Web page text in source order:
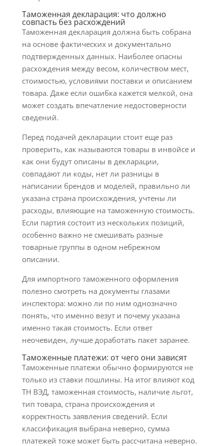
Таможенная декларация: что должно
совпасть без расхождений
Таможенная декларация должна быть собрана
на основе фактических и документально
подтвержденных данных. Наиболее опасны
расхождения между весом, количеством мест,
стоимостью, условиями поставки и описанием
товара. Даже если ошибка кажется мелкой, она
может создать впечатление недостоверности
сведений.
Перед подачей декларации стоит еще раз
проверить, как называются товары в инвойсе и
как они будут описаны в декларации,
совпадают ли коды, нет ли разницы в
написании брендов и моделей, правильно ли
указана страна происхождения, учтены ли
расходы, влияющие на таможенную стоимость.
Если партия состоит из нескольких позиций,
особенно важно не смешивать разные
товарные группы в одном небрежном
описании.
Для импортного таможенного оформления
полезно смотреть на документы глазами
инспектора: можно ли по ним однозначно
понять, что именно везут и почему указана
именно такая стоимость. Если ответ
неочевиден, лучше доработать пакет заранее.
Таможенные платежи: от чего они зависят
Таможенные платежи обычно формируются не
только из ставки пошлины. На итог влияют код
ТН ВЭД, таможенная стоимость, наличие льгот,
тип товара, страна происхождения и
корректность заявления сведений. Если
классификация выбрана неверно, сумма
платежей тоже может быть рассчитана неверно.